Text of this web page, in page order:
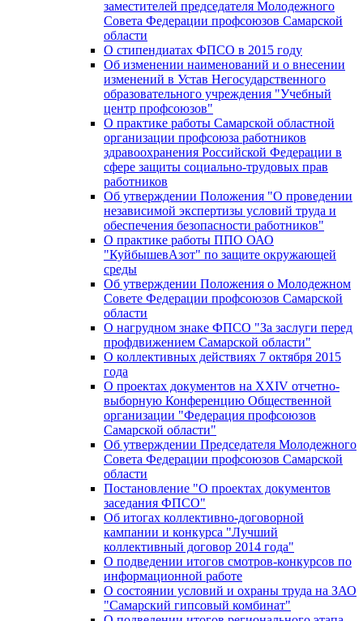
заместителей председателя Молодежного
Совета Федерации профсоюзов Самарской
области
О стипендиатах ФПСО в 2015 году
Об изменении наименований и о внесении
изменений в Устав Негосударственного
образовательного учреждения "Учебный
центр профсоюзов"
О практике работы Самарской областной
организации профсоюза работников
здравоохранения Российской Федерации в
сфере защиты социально-трудовых прав
работников
Об утверждении Положения "О проведении
независимой экспертизы условий труда и
обеспечения безопасности работников"
О практике работы ППО ОАО
"КуйбышевАзот" по защите окружающей
среды
Об утверждении Положения о Молодежном
Совете Федерации профсоюзов Самарской
области
О нагрудном знаке ФПСО "За заслуги перед
профдвижением Самарской области"
О коллективных действиях 7 октября 2015
года
О проектах документов на XXIV отчетно-
выборную Конференцию Общественной
организации "Федерация профсоюзов
Самарской области"
Об утверждении Председателя Молодежного
Совета Федерации профсоюзов Самарской
области
Постановление "О проектах документов
заседания ФПСО"
Об итогах коллективно-договорной
кампании и конкурса "Лучший
коллективный договор 2014 года"
О подведении итогов смотров-конкурсов по
информационной работе
О состоянии условий и охраны труда на ЗАО
"Самарский гипсовый комбинат"